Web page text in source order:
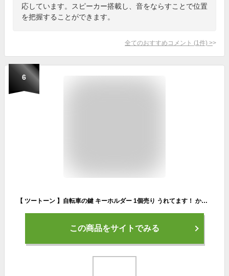
応しています。スピーカー搭載し、音をならすことで位置
を把握することができます。
全てのおすすめコメント (1 件) >
6
【 ツートーン 】自転車の鍵 キーホルダー 1個売り うれてます！ かわいい2色仕様 鈴付 日本製 入園 入学 通勤 通学 通園 通塾 ギフト プレゼント バッグチャーム
この商品をサイトでみる